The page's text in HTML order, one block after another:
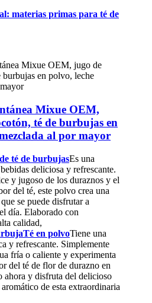
materias primas para té de
Mixue OEM,
té de burbujas en
al por mayor
té de burbujasEs una
deliciosa y refrescante.
y jugoso de los duraznos y el
del té, este polvo crea una
se puede disfrutar a
día. Elaborado con
calidad,
Té en polvoTiene una
y refrescante. Simplemente
fría o caliente y experimenta
del té de flor de durazno en
ahora y disfruta del delicioso
de esta extraordinaria